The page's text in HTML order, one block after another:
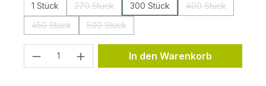
1 Stück 270 Stück 300 Stück 400 Stück
450 Stück 500 Stück
Produkt Anzahl: Gib den
In den Warenkorb